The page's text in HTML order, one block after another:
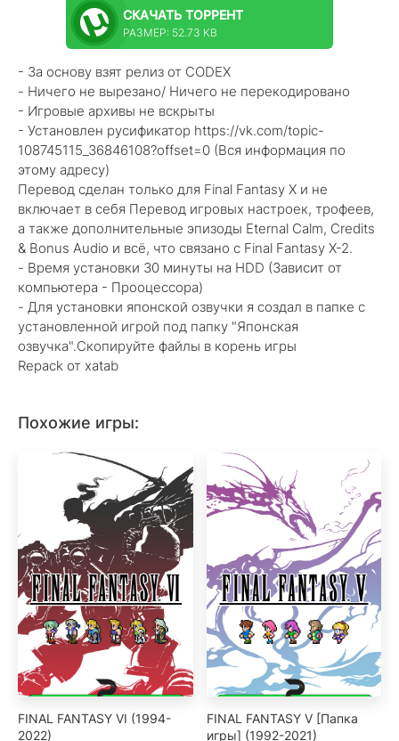
СКАЧАТЬ ТОРРЕНТ
РАЗМЕР: 52.73 KB
- За основу взят релиз от CODEX
- Ничего не вырезано/ Ничего не перекодировано
- Игровые архивы не вскрыты
- Установлен русификатор https://vk.com/topic-
108745115_36846108?offset=0 (Вся информация по
этому адресу)
Перевод сделан только для Final Fantasy X и не
включает в себя Перевод игровых настроек, трофеев,
а также дополнительные эпизоды Eternal Calm, Credits
& Bonus Audio и всё, что связано с Final Fantasy X-2.
- Время установки 30 минуты на HDD (Зависит от
компьютера - Прооцессора)
- Для установки японской озвучки я создал в папке с
установленной игрой под папку "Японская
озвучка".Скопируйте файлы в корень игры
Repack от xatab
Похожие игры:
FINAL FANTASY VI (1994-
2022)
FINAL FANTASY V [Папка
игры] (1992-2021)